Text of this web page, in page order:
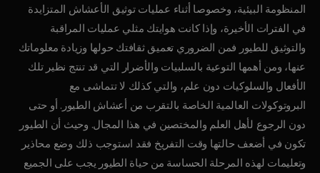
المنظومة البيئية، وخصوصا أثناء عمليات توثيق الأعشاش المتزايدة
في الفترات الأخيرة، وإذا كانت هوايتك مثلي عمليات المراقبة
والتوثيق للطيور فمن الضروري تعميق ثقافتك حولها وزيادة معلوماتك
عنها، ومن أهمها التوعية بالسلبيات والأضرار التي قد تنتج نظير تلك
الأفعال والسلوكيات دون علم، والتي كذلك لا تتماشى مع
البروتوكولات العالمية الخاصة بالتقرب من أعشاش الطيور. أو حتى
دون الرجوع لأهل العلم والمختصين في هذا المجال. وحيث أن الطيور
تكون في أضعف حالتها وقت التفريخ فقد استوجب ذلك وضع محاذير
وتعليمات لهذه المرحلة الحساسة من حياة الطيور يجب على الجميع